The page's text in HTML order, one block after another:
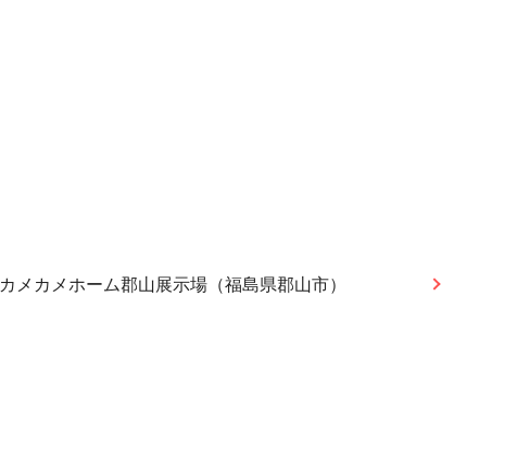
カメカメホーム郡山展示場（福島県郡山市）